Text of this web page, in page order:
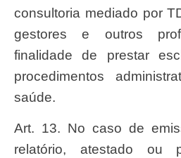
consultoria mediado por
gestores e outros
finalidade de prestar
procedimentos
saúde.
Art. 13. No caso de emissão à distância de
relatório, atestado ou